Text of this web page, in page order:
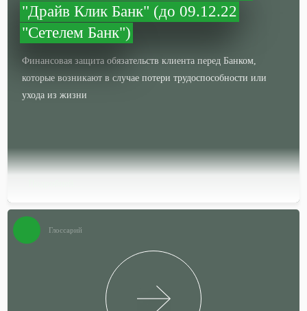
"Драйв Клик Банк" (до 09.12.22
"Сетелем Банк")
Финансовая защита обязательств клиента перед Банком,
которые возникают в случае потери трудоспособности или
ухода из жизни
Глоссарий